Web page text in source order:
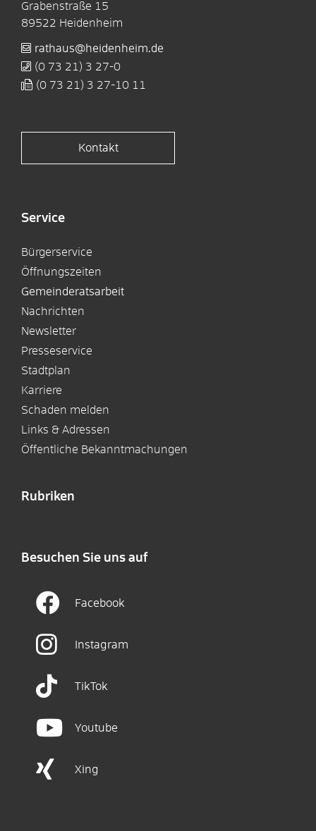
Grabenstraße 15
89522 Heidenheim
rathaus@heidenheim.de
(0 73 21) 3 27-0
(0 73 21) 3 27-10 11
Kontakt
Service
Bürgerservice
Öffnungszeiten
Gemeinderatsarbeit
Nachrichten
Newsletter
Presseservice
Stadtplan
Karriere
Schaden melden
Links & Adressen
Öffentliche Bekanntmachungen
Rubriken
Besuchen Sie uns auf
Facebook
Instagram
TikTok
Youtube
Xing